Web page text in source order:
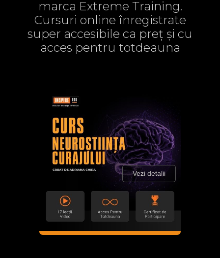
marca Extreme Training.
Cursuri online înregistrate
super accesibile ca preț și cu
acces pentru totdeauna
Vezi detalii